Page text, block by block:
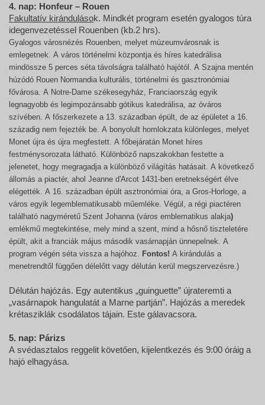
4. nap: Honfeur – Rouen
Fakultatív kirándulások. Mindkét program esetén gyalogos túra
idegenvezetéssel Rouenben (kb.2 hrs).
Gyalogos városnézés Rouenben, melyet múzeumvárosnak is
emlegetnek. A város történelmi központja és híres katedrálisa
mindössze 5 perces séta távolságra található hajótól. A Szajna mentén
húzódó Rouen Normandia kulturális, történelmi és gasztronómiai
fővárosa. A Notre-Dame székesegyház, Franciaország egyik
legnagyobb és legimpozánsabb gótikus katedrálisa, az óváros
szívében. A főszerkezete a 13. században épült, de az épületet a 16.
századig nem fejezték be. A bonyolult homlokzata különleges, melyet
Monet újra és újra megfestett. A főbejáratán Monet híres
festménysorozata látható. Különböző napszakokban festette a
jelenetet, hogy megragadja a különböző világítás hatásait. A következő
állomás a piactér, ahol Jeanne d'Arcot 1431-ben eretnekségért élve
elégették. A 16. században épült asztronómiai óra, a Gros-Horloge, a
város egyik legemblematikusabb műemléke. Végül, a régi piactéren
található nagyméretű Szent Johanna (város emblematikus alakja)
emlékmű megtekintése, mely mind a szent, mind a hősnő tiszteletére
épült, akit a franciák május második vasárnapján ünnepelnek. A
program végén séta vissza a hajóhoz. Fontos! A kirándulás a
menetrendtől függően délelőtt vagy délután kerül megszervezésre.)
Délután hajózás. Egy autentikus „guinguette” újrateremti a
„vasárnapok hangulatát a Marne partján”. Hajózás a meredek
krétasziklák csodálatos tájain. Este gálavacsora.
5. nap: Párizs
A svédasztalos reggelit követően, kijelentkezés és 9:00 óráig a
hajó elhagyása.